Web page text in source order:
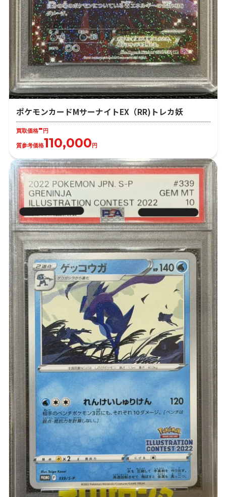
ポケモンカードMサーナイトEX（RR)トレカ妖
買取価格- 円
質参考価格110,000 円